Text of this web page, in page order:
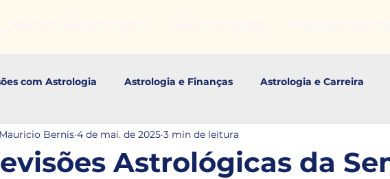
com Astrologia Astrologia e Finanças Astrologia e Carreira
Estudos Astrológicos
Astrológicas da
Mauricio Bernis 4 de mai. de 2025 3 min de leitura